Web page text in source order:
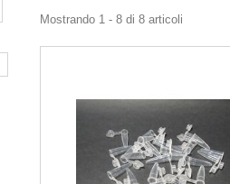
Mostrando 1 - 8 di 8 articoli